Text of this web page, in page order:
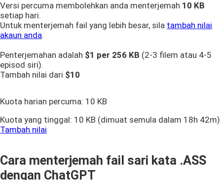
Versi percuma membolehkan anda menterjemah 10 KB
setiap hari.
Untuk menterjemah fail yang lebih besar, sila tambah nilai
akaun anda.
Penterjemahan adalah $1 per 256 KB (2-3 filem atau 4-5
episod siri).
Tambah nilai dari $10
Kuota harian percuma: 10 KB
Kuota yang tinggal: 10 KB (dimuat semula dalam 18h 42m)
Tambah nilai
Cara menterjemah fail sari kata .ASS
dengan ChatGPT